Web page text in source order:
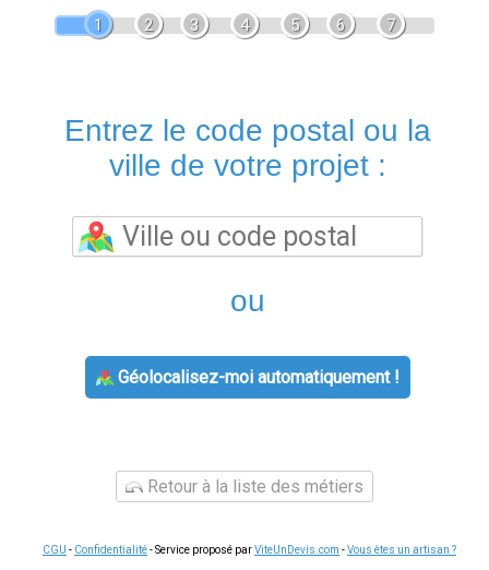
1 2 3 4 5 6 7
Entrez le code postal ou la
ville de votre projet :
ou
Géolocalisez-moi automatiquement !
Retour à la liste des métiers
CGU - Confidentialité- Service proposé parViteUnDevis.com -Vous êtes un artisan ?